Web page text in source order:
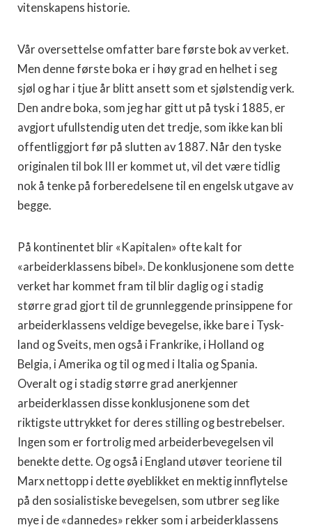
vitenskapens historie.
Vår oversettelse omfatter bare første bok av verket.
Men denne første boka er i høy grad en helhet i seg
sjøl og har i tjue år blitt ansett som et sjølstendig verk.
Den andre boka, som jeg har gitt ut på tysk i 1885, er
avgjort ufullstendig uten det tredje, som ikke kan bli
offentliggjort før på slutten av 1887. Når den tyske
originalen til bok III er kommet ut, vil det være tidlig
nok å tenke på forberedelsene til en engelsk utgave av
begge.
På kontinentet blir «Kapitalen» ofte kalt for
«arbeiderklassens bibel». De konklusjonene som dette
verket har kommet fram til blir daglig og i stadig
større grad gjort til de grunnleggende prin­sippene for
arbeiderklassens veldige bevegelse, ikke bare i Tysk­
land og Sveits, men også i Frankrike, i Holland og
Belgia, i Amerika og til og med i Italia og Spania.
Overalt og i stadig større grad anerkjenner
arbeiderklassen disse konklusjonene som det
riktigste uttrykket for deres stilling og bestrebelser.
Ingen som er fortrolig med arbeiderbevegelsen vil
benekte dette. Og også i England utøver teoriene til
Marx nettopp i dette øyeblikket en mektig innflytelse
på den sosialistiske bevegelsen, som utbrer seg like
mye i de «dannedes» rekker som i arbeiderklassens